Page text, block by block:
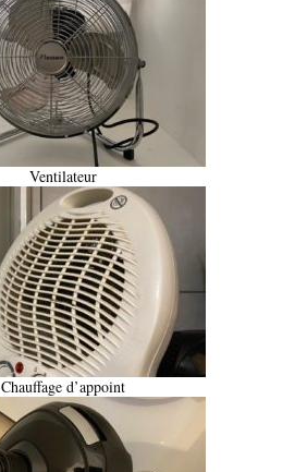
Ventilateur
Chauffage d’appoint